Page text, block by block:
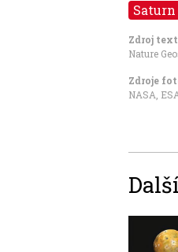
Saturn
Zdroj
Nature
Zdroje
NASA,